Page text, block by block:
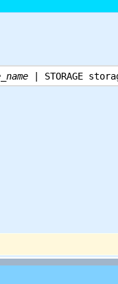
| STORAGE